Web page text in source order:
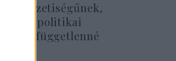
nemzetiségűnek,
geopolitikai
függetlenné